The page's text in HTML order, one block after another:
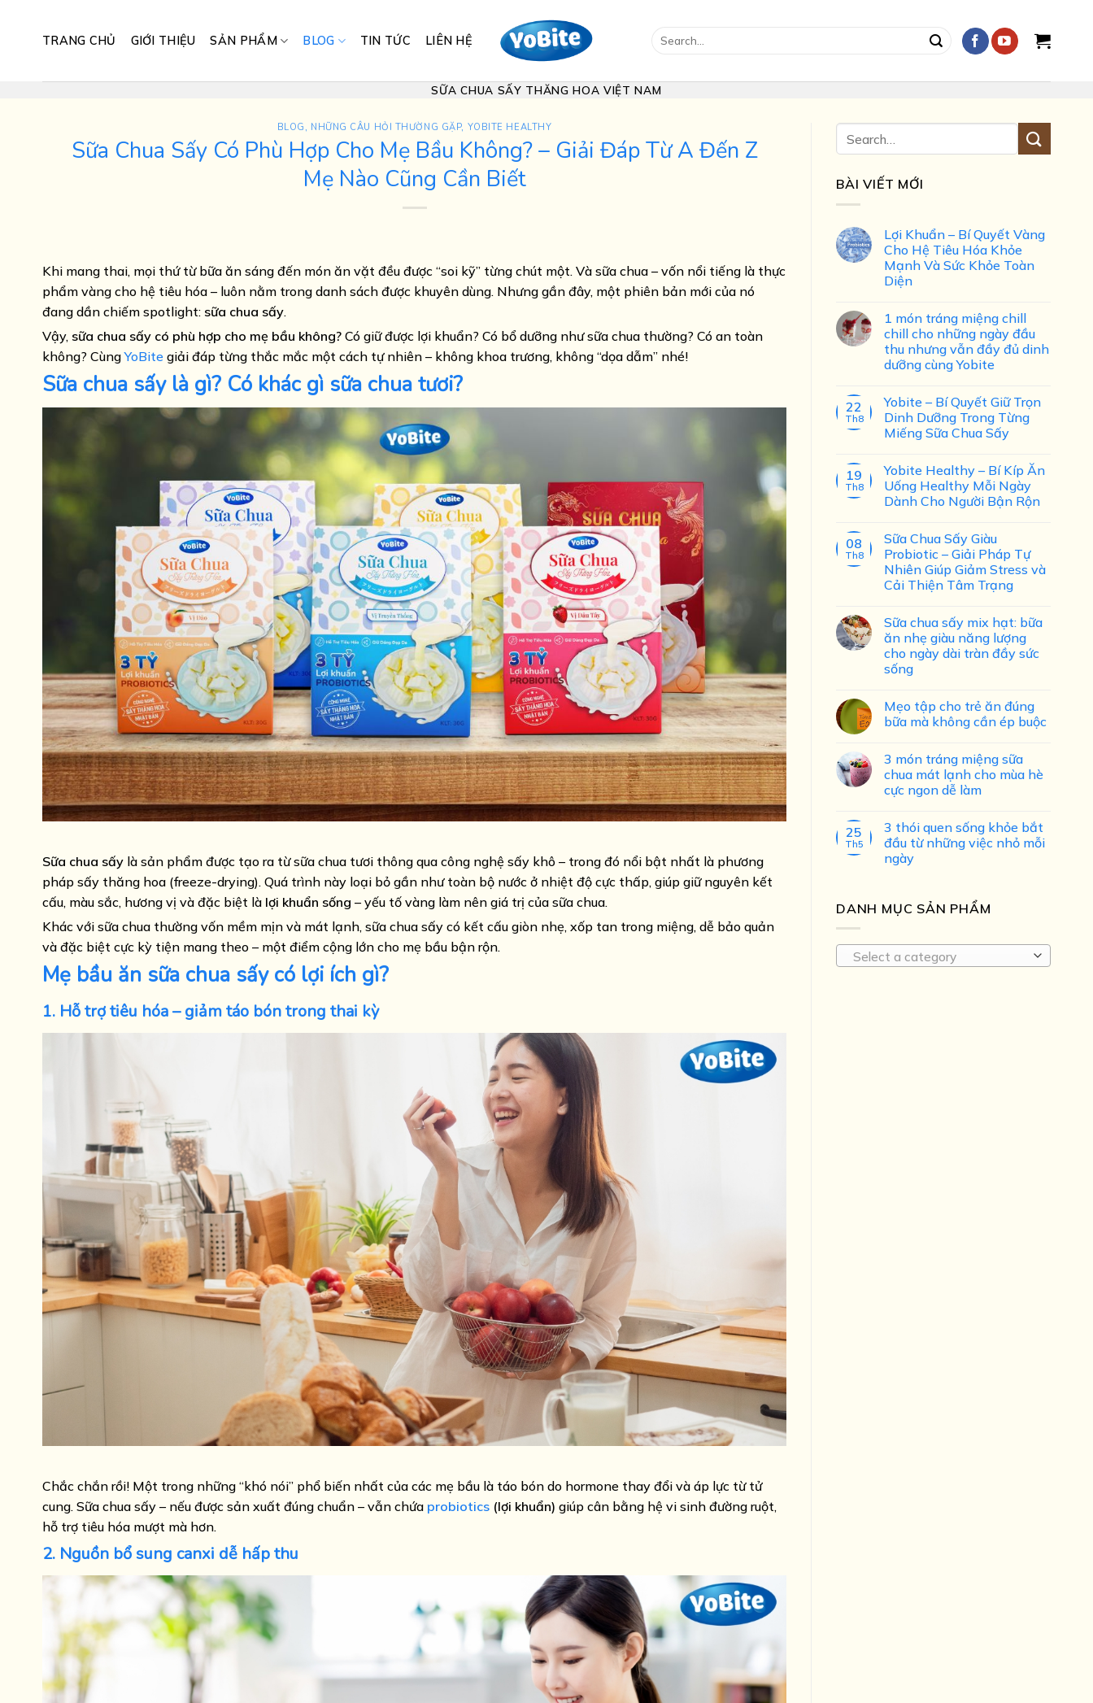
content
TRANG CHỦ GIỚI THIỆU SẢN PHẨM BLOG TIN TỨC LIÊN HỆ
Search
SỮA CHUA SẤY THĂNG HOA VIỆT NAM
BLOG , NHỮNG CÂU HỎI THƯỜNG GẶP, YOBITE HEALTHY
Sữa Chua Sấy Có Phù Hợp Cho Mẹ Bầu Không? – Giải Đáp Từ A Đến Z
Mẹ Nào Cũng Cần Biết
Khi mang thai, mọi thứ từ bữa ăn sáng đến món ăn vặt đều được “soi kỹ” từng chút một. Và sữa chua – vốn nổi tiếng là thực
phẩm vàng cho hệ tiêu hóa – luôn nằm trong danh sách được khuyên dùng. Nhưng gần đây, một phiên bản mới của nó
đang dần chiếm spotlight: sữa chua sấy.
Vậy, sữa chua sấy có phù hợp cho mẹ bầu không? Có giữ được lợi khuẩn? Có bổ dưỡng như sữa chua thường? Có an toàn
không? CùngYoBite giải đáp từng thắc mắc một cách tự nhiên – không khoa trương, không “dọa dẫm” nhé!
Sữa chua sấy là gì? Có khác gì sữa chua tươi?
Sữa chua sấy là sản phẩm được tạo ra từ sữa chua tươi thông qua công nghệ sấy khô – trong đó nổi bật nhất là phương
pháp sấy thăng hoa (freeze-drying). Quá trình này loại bỏ gần như toàn bộ nước ở nhiệt độ cực thấp, giúp giữ nguyên kết
cấu, màu sắc, hương vị và đặc biệt là lợi khuẩn sống – yếu tố vàng làm nên giá trị của sữa chua.
Khác với sữa chua thường vốn mềm mịn và mát lạnh, sữa chua sấy có kết cấu giòn nhẹ, xốp tan trong miệng, dễ bảo quản
và đặc biệt cực kỳ tiện mang theo – một điểm cộng lớn cho mẹ bầu bận rộn.
Mẹ bầu ăn sữa chua sấy có lợi ích gì?
1. Hỗ trợ tiêu hóa – giảm táo bón trong thai kỳ
Chắc chắn rồi! Một trong những “khó nói” phổ biến nhất của các mẹ bầu là táo bón do hormone thay đổi và áp lực từ tử
cung. Sữa chua sấy – nếu được sản xuất đúng chuẩn – vẫn chứa probiotics (lợi khuẩn) giúp cân bằng hệ vi sinh đường ruột,
hỗ trợ tiêu hóa mượt mà hơn.
2. Nguồn bổ sung canxi dễ hấp thu
BÀI VIẾT MỚI
Lợi Khuẩn – Bí Quyết Vàng
Cho Hệ Tiêu Hóa Khỏe
Mạnh Và Sức Khỏe Toàn
Diện
1 món tráng miệng chill
chill cho những ngày đầu
thu nhưng vẫn đầy đủ dinh
dưỡng cùng Yobite
22
Th8
Yobite – Bí Quyết Giữ Trọn
Dinh Dưỡng Trong Từng
Miếng Sữa Chua Sấy
19
Th8
Yobite Healthy – Bí Kíp Ăn
Uống Healthy Mỗi Ngày
Dành Cho Người Bận Rộn
08
Th8
Sữa Chua Sấy Giàu
Probiotic – Giải Pháp Tự
Nhiên Giúp Giảm Stress và
Cải Thiện Tâm Trạng
Sữa chua sấy mix hạt: bữa
ăn nhẹ giàu năng lượng
cho ngày dài tràn đầy sức
sống
Mẹo tập cho trẻ ăn đúng
bữa mà không cần ép buộc
3 món tráng miệng sữa
chua mát lạnh cho mùa hè
cực ngon dễ làm
25
Th5
3 thói quen sống khỏe bắt
đầu từ những việc nhỏ mỗi
ngày
DANH MỤC SẢN PHẨM
Select a category